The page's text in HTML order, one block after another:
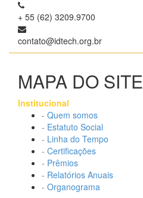
+ 55 (62) 3209.9700
contato@idtech.org.br
MAPA DO SITE
Institucional
- Quem somos
- Estatuto Social
- Linha do Tempo
- Certificações
- Prêmios
- Relatórios Anuais
- Organograma